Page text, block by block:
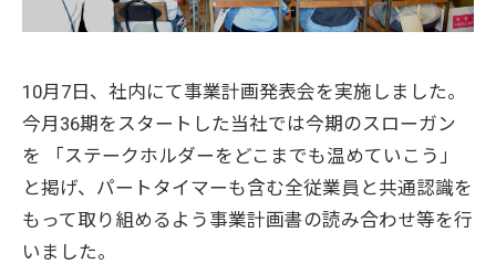
10月7日、社内にて事業計画発表会を実施しました。
今月36期をスタートした当社では今期のスローガン
を 「ステークホルダーをどこまでも温めていこう」
と掲げ、パートタイマーも含む全従業員と共通認識を
もって取り組めるよう事業計画書の読み合わせ等を行
いました。